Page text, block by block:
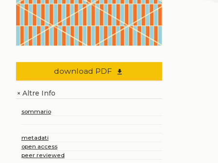
download PDF file_download
+Altre Info
sommario
metadati
open access
peer reviewed